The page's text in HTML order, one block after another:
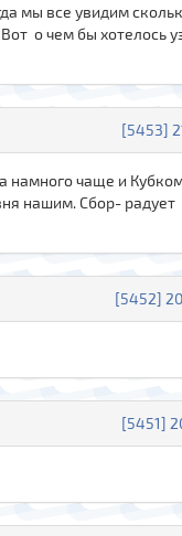
мы все увидим
о чем бы хотелось
[5453]
намного чаще и
нашим. Сбор- радует
[5452]
[5451]